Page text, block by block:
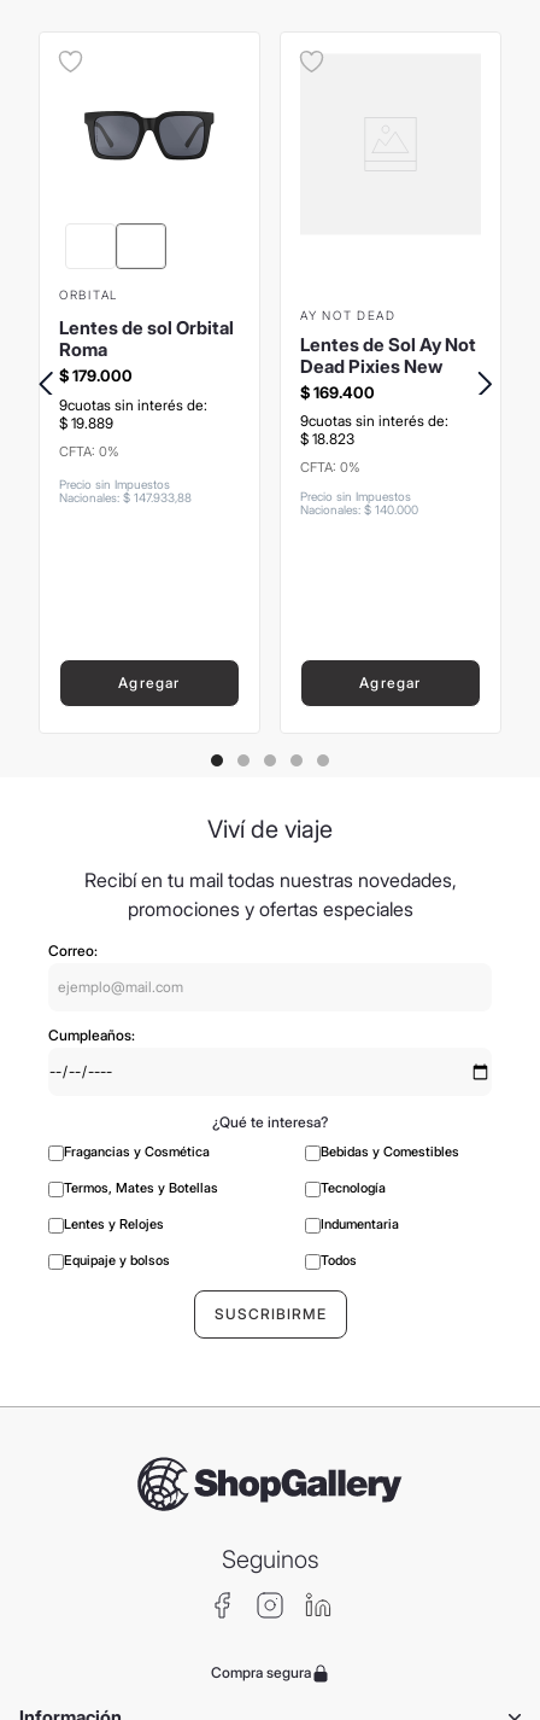
ORBITAL
Lentes de sol Orbital
Roma
$179.000
9cuotas sin interés de:
$ 19.889
CFTA: 0%
Precio sin Impuestos
Nacionales: $ 147.93388
Agregar
AY NOT DEAD
Lentes de Sol Ay Not
Dead Pixies New
$169.400
9cuotas sin interés de:
$ 18.823
CFTA: 0%
Precio sin Impuestos
Nacionales: $ 140000
Agregar
Viví de viaje
Recibí en tu mail todas nuestras novedades,
promociones y ofertas especiales
Correo:
Cumpleaños:
¿Qué te interesa?
Fragancias y Cosmética Bebidas y Comestibles
Termos, Mates y Botellas Tecnología
Lentes y Relojes Indumentaria
Equipaje y bolsos Todos
Seguinos
Compra segura